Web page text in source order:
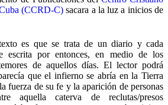
(CCRD-C) sacara a la luz a inicios de
es que se trata de un diario y cada
escrita por entonces, en medio de los
de aquellos días. El lector podrá
que el infierno se abría en la Tierra
fuerza de su fe y la aparición de personas
aquella caterva de reclutas/presos